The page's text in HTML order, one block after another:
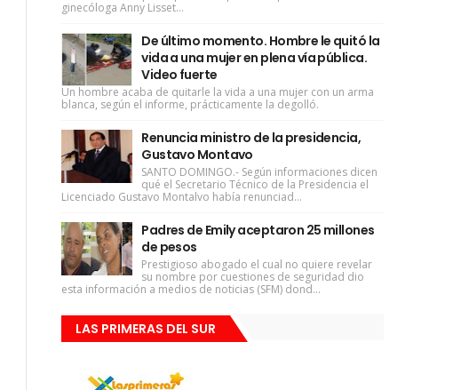
ginecóloga Anny Lisset...
De último momento. Hombre le quitó la
vida a una mujer en plena vía pública.
Video fuerte
Un hombre acaba de quitarle la vida a una mujer con un arma
blanca, según el informe, prácticamente la degolló.
Renuncia ministro de la presidencia,
Gustavo Montavo
SANTO DOMINGO.- Según informaciones dicen
qué el Secretario Técnico de la Presidencia el
Licenciado Gustavo Montalvo había renunciad...
Padres de Emily aceptaron 25 millones
de pesos
Prestigioso abogado el cual no quiere revelar
su nombre por cuestiones de seguridad dio
esta información a medios de noticias (SFM) dond...
LAS PRIMERAS DEL SUR